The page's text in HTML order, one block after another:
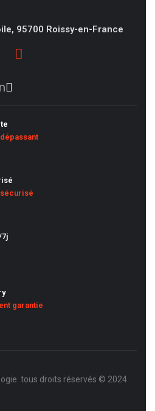
95700 Roissy-en-France
sécurisé
7j
garantie
tous droits réservés © 2024